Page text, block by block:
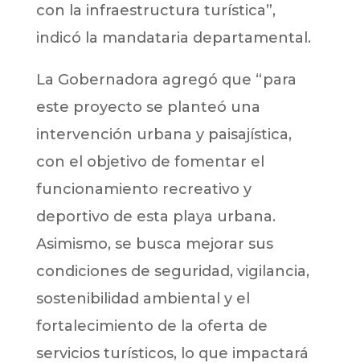
con la infraestructura turística”,
indicó la mandataria departamental.
La Gobernadora agregó que “para
este proyecto se planteó una
intervención urbana y paisajística,
con el objetivo de fomentar el
funcionamiento recreativo y
deportivo de esta playa urbana.
Asimismo, se busca mejorar sus
condiciones de seguridad, vigilancia,
sostenibilidad ambiental y el
fortalecimiento de la oferta de
servicios turísticos, lo que impactará